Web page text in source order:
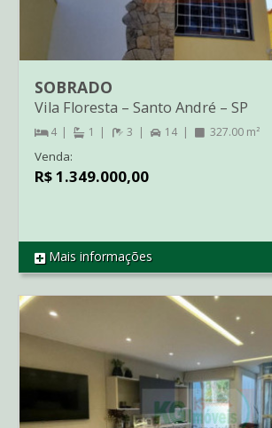
REF SO1427
SOBRADO
Vila Floresta – Santo André – SP
4 1 3 14 327.00 m²
Venda:
R$ 1.349.000,00
Mais informações